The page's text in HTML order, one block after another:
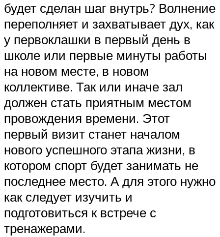
будет сделан шаг внутрь? Волнение
переполняет и захватывает дух, как
у первоклашки в первый день в
школе или первые минуты работы
на новом месте, в новом
коллективе. Так или иначе зал
должен стать приятным местом
провождения времени. Этот
первый визит станет началом
нового успешного этапа жизни, в
котором спорт будет занимать не
последнее место. А для этого нужно
как следует изучить и
подготовиться к встрече с
тренажерами.